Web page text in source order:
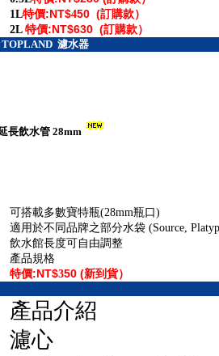
1L特價:NT$450 (訂購款）
2L特價:NT$630 (訂購款）
TOPLAND 濾水器
長飲水管 28mm
可搭載多數寶特瓶(28mm瓶口)
適用於不同品牌之部分水袋 (Source,
飲水館長度可自由調整
產品規格
特價:NT$350 (新到貨）
產品介紹
濾心